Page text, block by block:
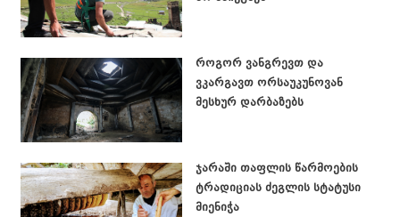
როგორ ვანგრევთ და
ვკარგავთ ორსაუკუნოვან
მესხურ დარბაზებს
ჯარაში თაფლის წარმოების
ტრადიციას ძეგლის სტატუსი
მიენიჭა